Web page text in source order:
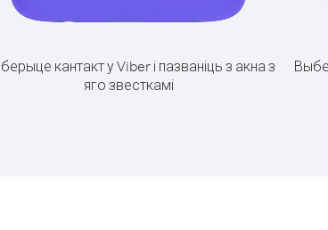
кантакт у Viber і пазваніць з акна з
яго звесткамі